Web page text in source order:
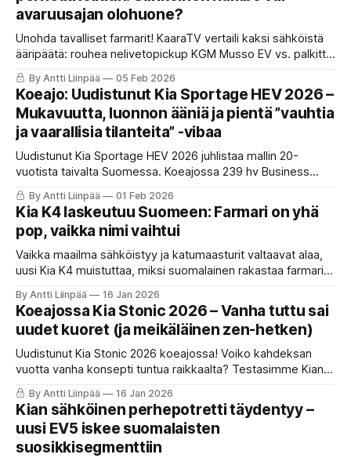
avaruusajan olohuone?
Unohda tavalliset farmarit! KaaraTV vertaili kaksi sähköistä
ääripäätä: rouhea nelivetopickup KGM Musso EV vs. palkittu
tilaihme Kia PV5. Toisessa on miljoonan kilometrin takuu,
toisessa futuristinen olohuone. Kumpi konsepti on
perhearjen todellinen sankari? Lue yllättävä tuomio!
By Antti Liinpää 05 Feb 2026
Koeajo: Uudistunut Kia Sportage HEV 2026 –
Mukavuutta, luonnon ääniä ja pientä ”vauhtia
ja vaarallisia tilanteita” -vibaa
Uudistunut Kia Sportage HEV 2026 juhlistaa mallin 20-
vuotista taivalta Suomessa. Koeajossa 239 hv Business
Premium -malli säväyttää Star Map -ilmeellä, mutta herättää
talvikelissä kysymyksiä etuvedon toimivuudesta ja
sisätilojen materiaaleista. Lue koko raportti!
By Antti Liinpää 01 Feb 2026
Kia K4 laskeutuu Suomeen: Farmari on yhä
pop, vaikka nimi vaihtui
Vaikka maailma sähköistyy ja katumaasturit valtaavat alaa,
uusi Kia K4 muistuttaa, miksi suomalainen rakastaa farmaria.
houkutteleva alle 28 000 euron aloitushinta.
By Antti Liinpää 16 Jan 2026
Koeajossa Kia Stonic 2026 – Vanha tuttu sai
uudet kuoret (ja meikäläinen zen-hetken)
Uudistunut Kia Stonic 2026 koeajossa! Voiko kahdeksan
vuotta vanha konsepti tuntua raikkaalta? Testasimme Kian
suosikki-crossoverin uuden Star Map -ilmeen ja digitaalisen
ohjaamon Helsingin talvessa.
By Antti Liinpää 16 Jan 2026
Kian sähköinen perhepotretti täydentyy –
uusi EV5 iskee suomalaisten
suosikkisegmenttiin